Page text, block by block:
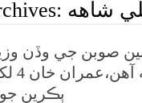
شاهه
صوبن جي وڏن
وڌيڪ
ٻڪرين